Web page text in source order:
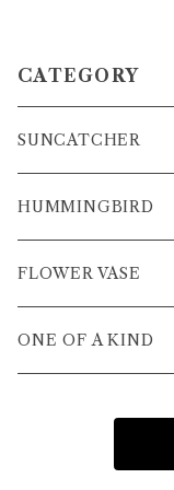
CATEGORY
SUNCATCHER
P-rhythm
3D Suncatcher
Panel Suncatcher
HUMMINGBIRD
FLOWER VASE
ONE OF A KIND